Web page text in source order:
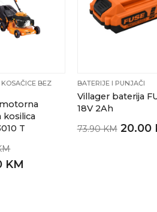
BEZ
kosilica
T
KM
BATERIJE I PUNJAČI
Villager baterija
18V 2Ah
73.90 KM 20.00